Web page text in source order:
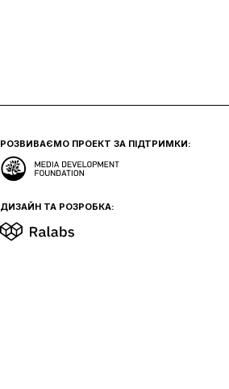
РОЗВИВАЄМО ПРОЕКТ ЗА ПІДТРИМКИ:
ДИЗАЙН ТА РОЗРОБКА: